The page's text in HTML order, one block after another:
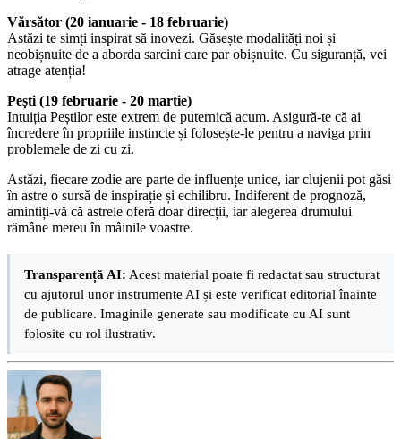
Vărsător (20 ianuarie - 18 februarie)
Astăzi te simți inspirat să inovezi. Găsește modalități noi și
neobișnuite de a aborda sarcini care par obișnuite. Cu siguranță, vei
atrage atenția!
Pești (19 februarie - 20 martie)
Intuiția Peștilor este extrem de puternică acum. Asigură-te că ai
încredere în propriile instincte și folosește-le pentru a naviga prin
problemele de zi cu zi.
Astăzi, fiecare zodie are parte de influențe unice, iar clujenii pot găsi
în astre o sursă de inspirație și echilibru. Indiferent de prognoză,
amintiți-vă că astrele oferă doar direcții, iar alegerea drumului
rămâne mereu în mâinile voastre.
Transparență AI: Acest material poate fi redactat sau structurat
cu ajutorul unor instrumente AI și este verificat editorial înainte
de publicare. Imaginile generate sau modificate cu AI sunt
folosite cu rol ilustrativ.